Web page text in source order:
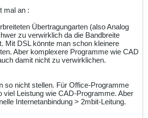
mal an :
Übertragungarten (also Analog
zu verwirklich da die Bandbreite
Mit DSL könnte man schon kleinere
Aber komplexere Programme wie CAD
damit nicht zu verwirklichen.
so nicht stellen. Für Office-Programme
viel Leistung wie CAD-Programme. Aber
Internetanbindung > 2mbit-Leitung.